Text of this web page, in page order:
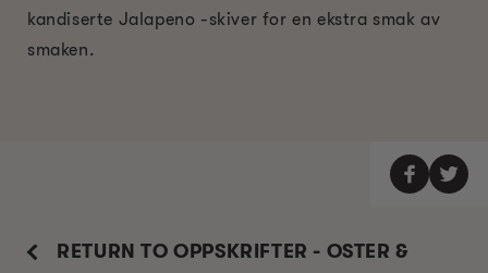
kandiserte Jalapeno -skiver for en ekstra smak av
smaken.
RETURN TO OPPSKRIFTER - OSTER &